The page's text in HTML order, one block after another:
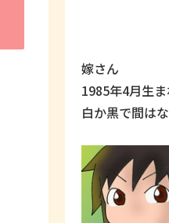
嫁さん
1985年4月生
白か黒で間は